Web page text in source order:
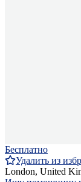
Бесплатно
Удалить из
London, United